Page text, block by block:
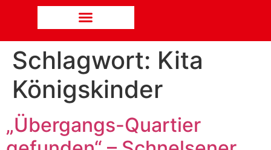
Schlagwort: Kita
Königskinder
„Übergangs-Quartier